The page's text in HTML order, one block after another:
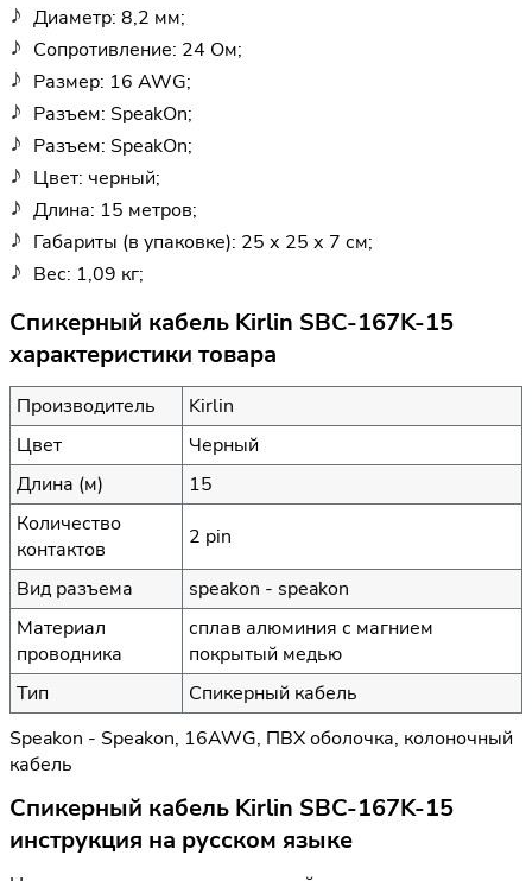
Диаметр: 8,2 мм;
Сопротивление: 24 Ом;
Размер: 16 AWG;
Разъем: SpeakOn;
Разъем: SpeakOn;
Цвет: черный;
Длина: 15 метров;
Габариты (в упаковке): 25 х 25 х 7 см;
Вес: 1,09 кг;
Спикерный кабель Kirlin SBC-167K-15
характеристики товара
Производитель
Kirlin
Цвет
Черный
Длина (м)
15
Количество
контактов
2 pin
Вид разъема
speakon - speakon
Материал
проводника
сплав алюминия с магнием
покрытый медью
Тип
Спикерный кабель
Speakon - Speakon, 16AWG, ПВХ оболочка, колоночный
кабель
Спикерный кабель Kirlin SBC-167K-15
инструкция на русском языке